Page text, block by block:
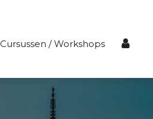
Cursussen / Workshops